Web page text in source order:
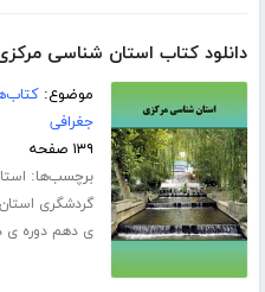
دانلود کتاب استان شناسی
موضوع:
جغرافی
۱۳۹ صفحه
برچسب‌ها:
گردشگری
ی دهم دوره ی